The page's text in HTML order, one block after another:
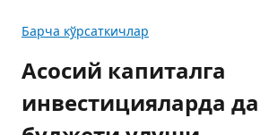
Барча кўрсаткичлар
Асосий капиталга
инвестицияларда